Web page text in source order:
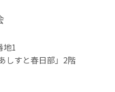
地1
しすと春日部」2階